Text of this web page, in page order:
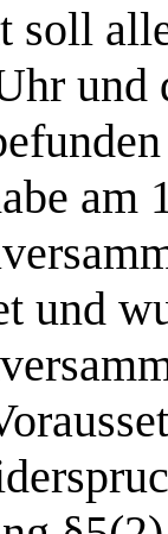
soll
am
und